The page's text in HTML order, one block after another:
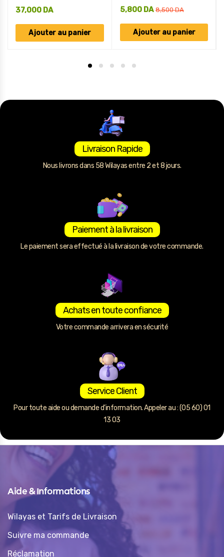
37,000 DA
Ajouter au panier
8,500DA
5,800 DA
Ajouter au panier
Livraison Rapide
Nous livrons dans 58 Wilayas entre 2 et 8 jours.
Paiement à la livraison
Le paiement sera effectué à la livraison de votre commande.
Achats en toute confiance
Votre commande arrivera en sécurité
Service Client
Pour toute aide ou demande d’information. Appeler au : (05 60) 01
13 03
Aide & Informations
Wilayas et Tarifs de Livraison
Suivre ma commande
Réclamation